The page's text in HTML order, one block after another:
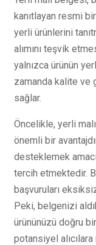
kanıtlayan resmi
yerli ürünlerini
alımını teşvik
yalnızca ürünün
zamanda kalite ve
sağlar.
Öncelikle, yerli
önemli bir
desteklemek
tercih etmektedir.
başvuruları
Peki, belgenizi
ürününüzü doğru
potansiyel alıcılara